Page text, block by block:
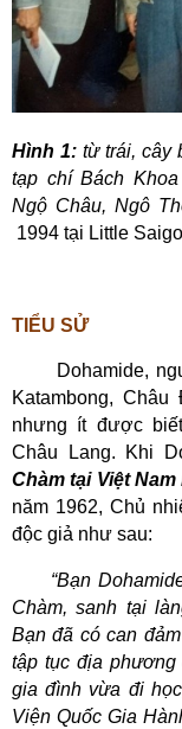
Hình 1: từ trái, cây
tạp chí Bách
Ngộ Châu, Ngô
1994 tại Little
TIỂU SỬ
Dohamide,
Katambong,
nhưng ít được
Châu Lang. Khi
Chàm tại Việt
năm 1962, Chủ
độc giả như sau:
“Bạn
Chàm, sanh tại
Bạn đã có can
tập tục địa
gia đình vừa đi
Viện Quốc Gia